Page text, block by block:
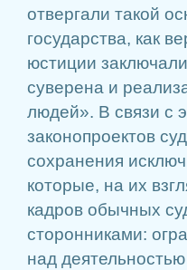
отвергали такой
государства, как
юстиции
суверена и
людей». В связи с
законопроектов
сохранения
которые, на их
кадров обычных
сторонниками:
над